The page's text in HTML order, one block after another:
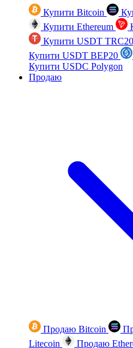
Купити Bitcoin
Купити Ethereum
Купити USDT TRC20
Купити USDT BEP20
Купити USDC Polygon
Продаю
Продаю Bitcoin
Litecoin
Продаю